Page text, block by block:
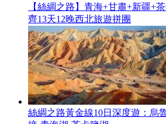
【絲綢之路】青海+甘肅+新疆+
齊13天12晚西北旅遊拼團
絲綢之路黃金線10日深度遊：烏